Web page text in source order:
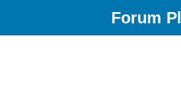
Forum